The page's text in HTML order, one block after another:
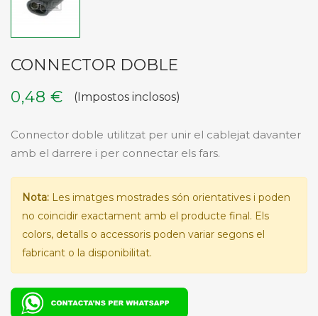
CONNECTOR DOBLE
0,48 €
(Impostos inclosos)
Connector doble utilitzat per unir el cablejat davanter
amb el darrere i per connectar els fars.
Nota: Les imatges mostrades són orientatives i poden
no coincidir exactament amb el producte final. Els
colors, detalls o accessoris poden variar segons el
fabricant o la disponibilitat.